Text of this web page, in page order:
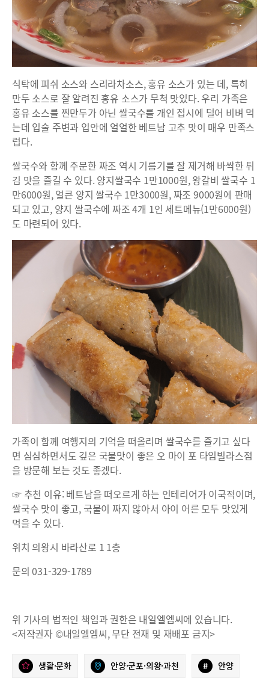
식탁에 피쉬 소스와 스리라차소스, 홍유 소스가 있는 데, 특히
만두 소스로 잘 알려진 홍유 소스가 무척 맛있다. 우리 가족은
홍유 소스를 찐만두가 아닌 쌀국수를 개인 접시에 덜어 비벼 먹
는데 입술 주변과 입안에 얼얼한 베트남 고추 맛이 매우 만족스
럽다.
쌀국수와 함께 주문한 짜조 역시 기름기를 잘 제거해 바싹한 튀
김 맛을 즐길 수 있다. 양지쌀국수 1만1000원, 왕갈비 쌀국수 1
만6000원, 얼큰 양지 쌀국수 1만3000원, 짜조 9000원에 판매
되고 있고, 양지 쌀국수에 짜조 4개 1인 세트메뉴(1만6000원)
도 마련되어 있다.
가족이 함께 여행지의 기억을 떠올리며 쌀국수를 즐기고 싶다
면 심심하면서도 깊은 국물맛이 좋은 오 마이 포 타임빌라스점
을 방문해 보는 것도 좋겠다.
☞ 추천 이유: 베트남을 떠오르게 하는 인테리어가 이국적이며,
쌀국수 맛이 좋고, 국물이 짜지 않아서 아이 어른 모두 맛있게
먹을 수 있다.
위치 의왕시 바라산로 1 1층
문의 031-329-1789
위 기사의 법적인 책임과 권한은 내일엘엠씨에 있습니다.
<저작권자 ©내일엘엠씨, 무단 전재 및 재배포 금지>
생활·문화 안양·군포·의왕·과천 # 안양